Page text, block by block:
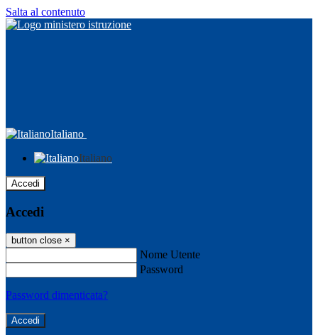
Salta al contenuto
Italiano
Italiano
Accedi
Accedi
button close ×
Nome Utente
Password
Password dimenticata?